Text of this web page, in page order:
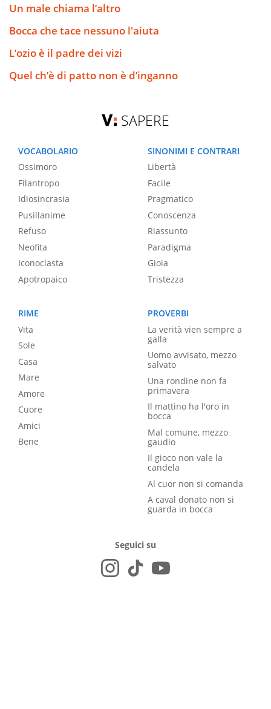
Un male chiama l’altro
Bocca che tace nessuno l'aiuta
L’ozio è il padre dei vizi
Quel ch’è di patto non è d’inganno
SAPERE
VOCABOLARIO
Ossimoro
Filantropo
Idiosincrasia
Pusillanime
Refuso
Neofita
Iconoclasta
Apotropaico
SINONIMI E CONTRARI
Libertà
Facile
Pragmatico
Conoscenza
Riassunto
Paradigma
Gioia
Tristezza
RIME
Vita
Sole
Casa
Mare
Amore
Cuore
Amici
Bene
PROVERBI
La verità vien sempre a
galla
Uomo avvisato, mezzo
salvato
Una rondine non fa
primavera
Il mattino ha l'oro in
bocca
Mal comune, mezzo
gaudio
Il gioco non vale la
candela
Al cuor non si comanda
A caval donato non si
guarda in bocca
Seguici su